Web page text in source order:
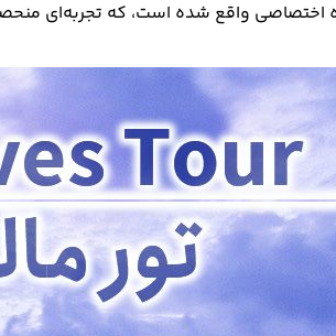
اختصاصی واقع شده است، که تجربه‌ای